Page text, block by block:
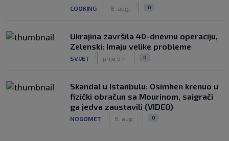
COOKING 8. aug. 0
Ukrajina završila 40-dnevnu operaciju,
Zelenski: Imaju velike probleme
SVIJET prije 6 h 0
Skandal u Istanbulu: Osimhen krenuo u
fizički obračun sa Mourinom, saigrači
ga jedva zaustavili (VIDEO)
NOGOMET 8. aug. 0